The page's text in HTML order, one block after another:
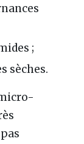
;
sèches.